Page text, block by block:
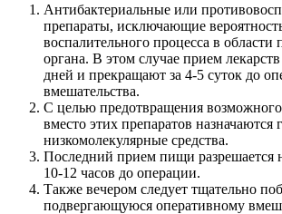
Антибактериальные или
препараты, исключающие
воспалительного процесса в области
органа. В этом случае прием
дней и прекращают за 4-5 суток до
вмешательства.
С целью предотвращения
вместо этих препаратов назначаются
низкомолекулярные средства.
Последний прием пищи разрешается
10-12 часов до операции.
Также вечером следует тщательно
подвергающуюся оперативному